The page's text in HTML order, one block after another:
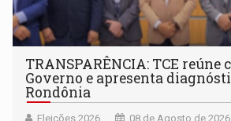
TRANSPARÊNCIA: TCE reúne
Governo e apresenta
Rondônia
Eleições 2026 08 de Agosto de